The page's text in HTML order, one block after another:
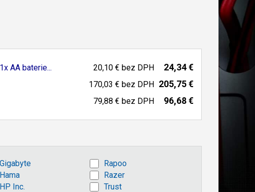
AA baterie... 20,10 € bez DPH 24,34 €
170,03 € bez DPH 205,75 €
79,88 € bez DPH 96,68 €
Gigabyte
Rapoo
Hama
Razer
HP Inc.
Trust